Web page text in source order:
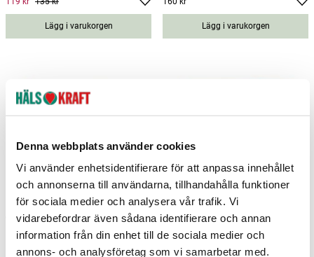
Denna webbplats använder cookies
Vi använder enhetsidentifierare för att anpassa innehållet
och annonserna till användarna, tillhandahålla funktioner
för sociala medier och analysera vår trafik. Vi
vidarebefordrar även sådana identifierare och annan
information från din enhet till de sociala medier och
annons- och analysföretag som vi samarbetar med.
Current price Previous price: 135 kr
Lägg i varukorgen
Pris:
Lägg i varukorgen
curaMIN Ledhälsa 56 kapslar
MedicineGarden
CBD Liniment 500 mg 50ml
Better You